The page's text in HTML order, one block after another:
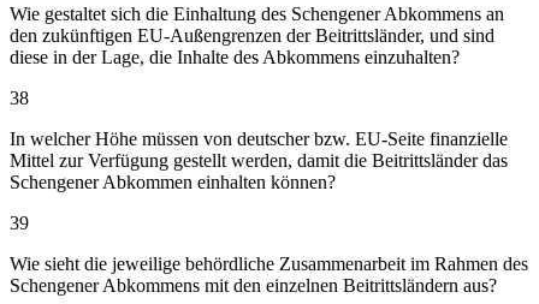
Wie gestaltet sich die Einhaltung des Schengener Abkommens an
den zukünftigen EU-Außengrenzen der Beitrittsländer, und sind
diese in der Lage, die Inhalte des Abkommens einzuhalten?
38
In welcher Höhe müssen von deutscher bzw. EU-Seite finanzielle
Mittel zur Verfügung gestellt werden, damit die Beitrittsländer das
Schengener Abkommen einhalten können?
39
Wie sieht die jeweilige behördliche Zusammenarbeit im Rahmen des
Schengener Abkommens mit den einzelnen Beitrittsländern aus?